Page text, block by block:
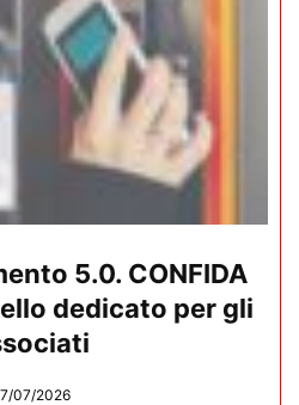
5.0. CONFIDA
dedicato per gli
07/2026